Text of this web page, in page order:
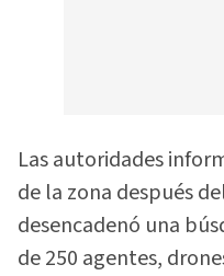
Las autoridades
de la zona después
desencadenó una
de 250 agentes,